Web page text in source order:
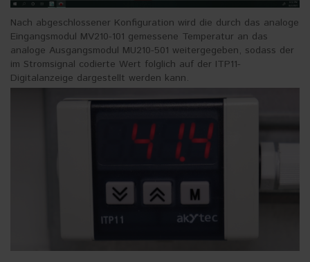
Nach abgeschlossener Konfiguration wird die durch das analoge
Eingangsmodul MV210-101 gemessene Temperatur an das
analoge Ausgangsmodul MU210-501 weitergegeben, sodass der
im Stromsignal codierte Wert folglich auf der ITP11-
Digitalanzeige dargestellt werden kann.